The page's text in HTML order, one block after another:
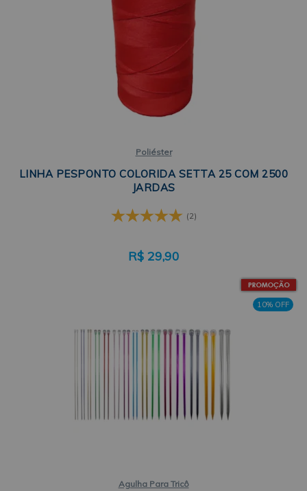
Poliéster
LINHA PESPONTO COLORIDA SETTA 25 COM 2500
JARDAS
(2)
R$ 29,90
10% OFF
Agulha Para Tricô